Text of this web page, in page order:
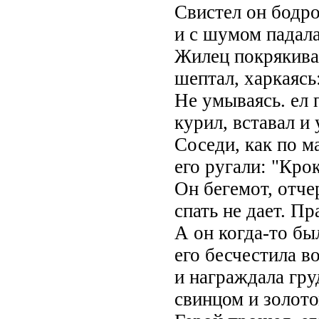
Свистел он
и с шумом
Жилец
шептал,
Не умываясь. ел
курил, вставал и
Соседи, как по
его ругали:
Он бегемот,
спать не дает.
А он когда-то
его бесчестила
и награждала
свинцом и